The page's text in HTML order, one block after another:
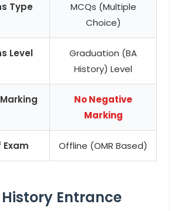
Type
MCQs (Multiple
Choice)
Level
Graduation (BA
History) Level
No Negative
Marking
Exam Offline (OMR Based)
History Entrance